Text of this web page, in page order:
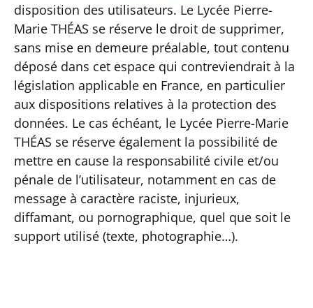
disposition des utilisateurs. Le Lycée Pierre-
Marie THÉAS se réserve le droit de supprimer,
sans mise en demeure préalable, tout contenu
déposé dans cet espace qui contreviendrait à la
législation applicable en France, en particulier
aux dispositions relatives à la protection des
données. Le cas échéant, le Lycée Pierre-Marie
THÉAS se réserve également la possibilité de
mettre en cause la responsabilité civile et/ou
pénale de l’utilisateur, notamment en cas de
message à caractère raciste, injurieux,
diffamant, ou pornographique, quel que soit le
support utilisé (texte, photographie…).